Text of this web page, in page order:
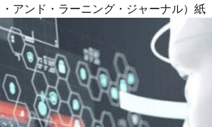
アンド・ラーニング・ジャーナル）紙